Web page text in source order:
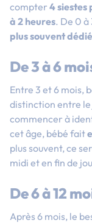
compter 4 siestes
à 2 heures. De 0 à
plus souvent
De 3 à 6
Entre 3 et 6 mois,
distinction entre le
commencer à
cet âge, bébé fait
plus souvent, ce
midi et en fin de
De 6 à 12
Après 6 mois, le